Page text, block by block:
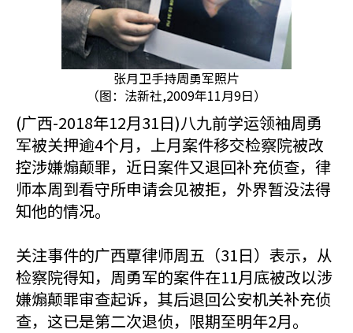
张月卫手持周勇军照片
（图：法新社,2009年11月9日）
(广西-2018年12月31日)八九前学运领袖周勇
军被关押逾4个月，上月案件移交检察院被改
控涉嫌煽颠罪，近日案件又退回补充侦查，律
师本周到看守所申请会见被拒，外界暂没法得
知他的情况。
关注事件的广西覃律师周五（31日）表示，从
检察院得知，周勇军的案件在11月底被改以涉
嫌煽颠罪审查起诉，其后退回公安机关补充侦
查，这已是第二次退侦，限期至明年2月。